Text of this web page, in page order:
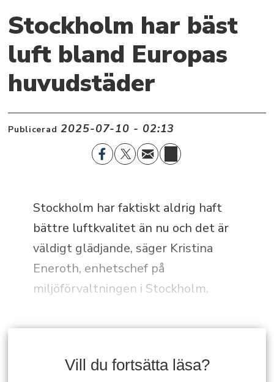
Stockholm har bäst
luft bland Europas
huvudstäder
Publicerad 2025-07-10 - 02:13
Stockholm har faktiskt aldrig haft
bättre luftkvalitet än nu och det är
väldigt glädjande, säger Kristina
Eneroth, enhetschef på
miljöförvaltningen i Stockholm.
Vill du fortsätta läsa?